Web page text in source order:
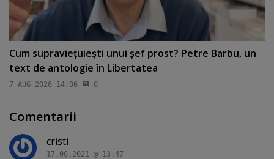
Cum supravieţuieşti unui şef prost? Petre Barbu, un
text de antologie în Libertatea
7 AUG 2026 14:06 0
Comentarii
cristi
17.06.2021 @ 13:47